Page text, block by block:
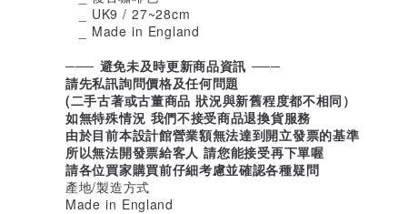
_ UK9 / 27~28cm
_ Made in England
─── 避免未及時更新商品資訊 ───
請先私訊詢問價格及任何問題
(二手古著或古董商品 狀況與新舊程度都不相同）
如無特殊情況 我們不接受商品退換貨服務
由於目前本設計館營業額無法達到開立發票的基準
所以無法開發票給客人 請您能接受再下單喔
請各位買家購買前仔細考慮並確認各種疑問
產地/製造方式
Made in England